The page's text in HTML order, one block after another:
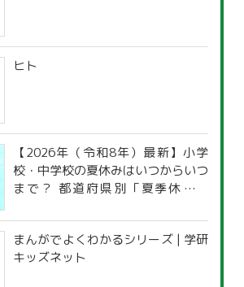
ヒト
【2026年（令和8年）最新】小学
校・中学校の夏休みはいつからいつ
まで？ 都道府県別「夏季休暇一
まんがでよくわかるシリーズ | 学研
キッズネット